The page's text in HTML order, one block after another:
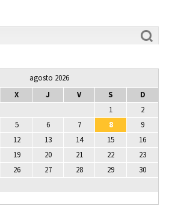
agosto 2026
X J V S
D
1
2
5 6 7 8
9
12 13 14 15
16
19 20 21 22
23
26 27 28 29
30